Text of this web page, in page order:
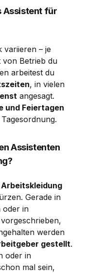
Assistent für
variieren – je
Betrieb du
arbeitest du
, in vielen
angesagt.
und Feiertagen
Assistenten
Arbeitskleidung
Gerade in
oder in
werden
gestellt.
oder in
mal sein,